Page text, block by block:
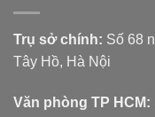
Trụ sở chính: Số 68
Tây Hồ, Hà Nội
Văn phòng TP HCM: